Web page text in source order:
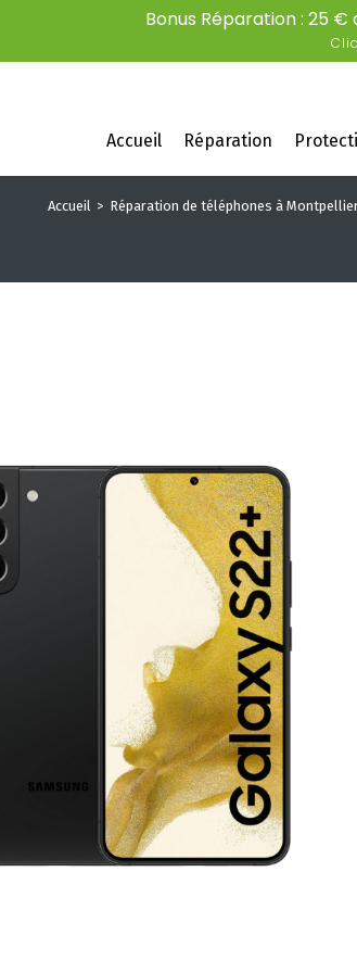
Bonus Réparation : 25
Accueil Réparation
Accueil Réparation de téléphones à